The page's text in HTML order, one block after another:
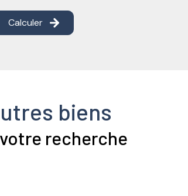
Calculer
biens
recherche